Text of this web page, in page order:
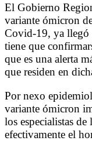
El Gobierno
variante ómicron
Covid-19, ya llegó
tiene que
que es una alerta
que residen en
Por nexo
variante ómicron
los especialistas
efectivamente el